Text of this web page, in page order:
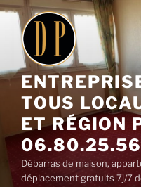
Aller
contenu
principal
TOUS
ET RÉGION
Débarras de maison,
déplacement gratuits 7j/7